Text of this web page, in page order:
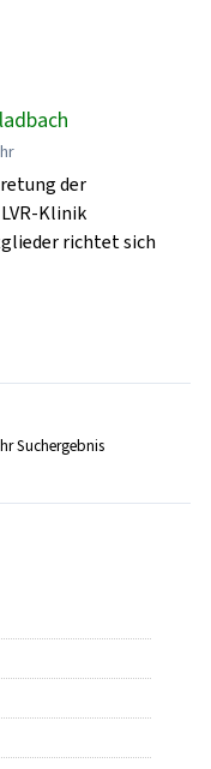
der
Klinik
richtet sich
Suchergebnis